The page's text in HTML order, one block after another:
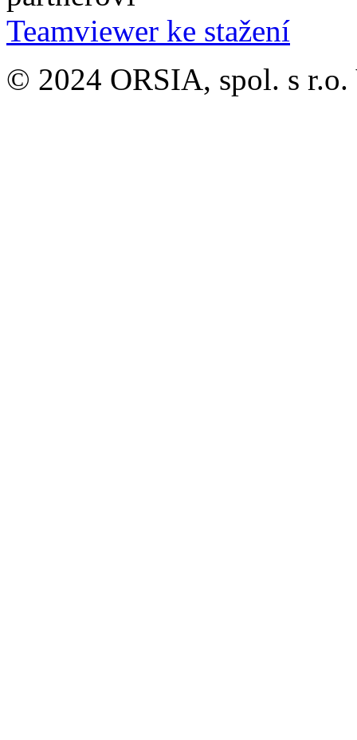
Teamviewer ke stažení
© 2024 ORSIA, spol. s r.o.